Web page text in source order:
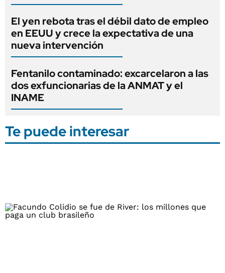
El yen rebota tras el débil dato de empleo
en EEUU y crece la expectativa de una
nueva intervención
Fentanilo contaminado: excarcelaron a las
dos exfuncionarias de la ANMAT y el
INAME
Te puede interesar